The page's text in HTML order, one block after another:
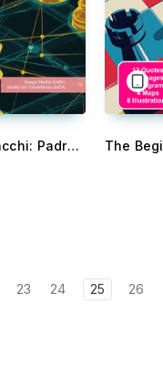
Strategie e Tattiche di Scacchi: Padroneggia il Gioco delle Aperture - Un libro di scacchi completo per migliorare le tue tattiche di scacchi e strategie di scacchi, dalle aperture di scacchi fondamentali ai complessi finali...
23 24 25 26